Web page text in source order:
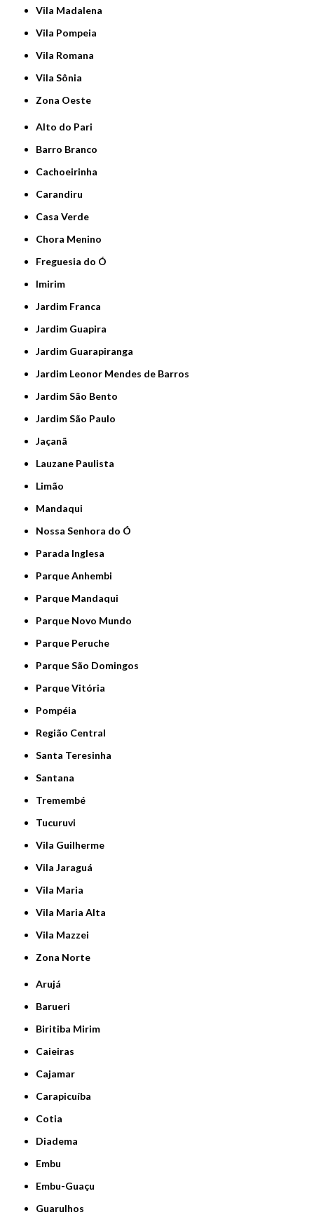
Vila Madalena
Vila Pompeia
Vila Romana
Vila Sônia
Zona Oeste
Alto do Pari
Barro Branco
Cachoeirinha
Carandiru
Casa Verde
Chora Menino
Freguesia do Ó
Imirim
Jardim Franca
Jardim Guapira
Jardim Guarapiranga
Jardim Leonor Mendes de Barros
Jardim São Bento
Jardim São Paulo
Jaçanã
Lauzane Paulista
Limão
Mandaqui
Nossa Senhora do Ó
Parada Inglesa
Parque Anhembi
Parque Mandaqui
Parque Novo Mundo
Parque Peruche
Parque São Domingos
Parque Vitória
Pompéia
Região Central
Santa Teresinha
Santana
Tremembé
Tucuruvi
Vila Guilherme
Vila Jaraguá
Vila Maria
Vila Maria Alta
Vila Mazzei
Zona Norte
Arujá
Barueri
Biritiba Mirim
Caieiras
Cajamar
Carapicuíba
Cotia
Diadema
Embu
Embu-Guaçu
Guarulhos